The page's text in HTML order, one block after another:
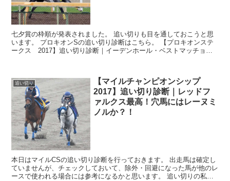
七夕賞の枠順が発表されました。 追い切りも目を通しておこうと思
います。 プロキオンSの追い切り診断はこちら。 【プロキオンステ
ークス 2017】追い切り診断｜イーデンホール・ベストマッチョに
追い切り
【マイルチャンピオンシップ
2017】追い切り診断｜レッドフ
ァルクス最高！穴馬にはレーヌミ
ノルか？！
本日はマイルCSの追い切り診断を行っておきます。 出走馬は確定し
ていませんが、チェックしておいて、除外・回避になった馬が他のレ
ースで使われる場合には参考になるかと思います。 追い切りの私自